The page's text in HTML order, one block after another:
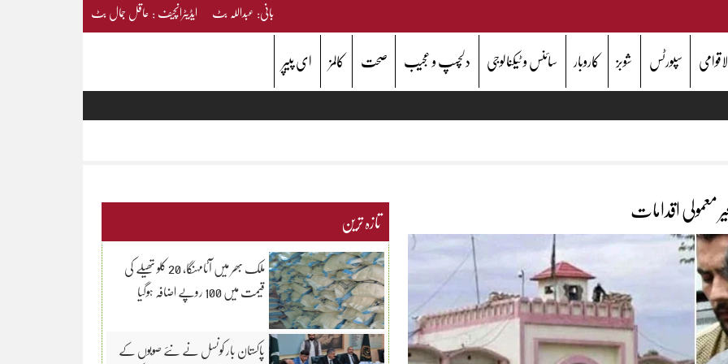
بانی: عبداللہ بٹ ایڈیٹرانچیف : عاقل جمال بٹ
سپورٹس شوبز کاروبار سائنس و ٹیکنالوجی دلچسپ و عجیب صحت کالمز ای پیپر
معمولی اقدامات تازہ ترین
ملک بھر میں آٹامہنگا، 20 کلو تھیلے کی
قیمت میں 100 روپے اضافہ ہوگیا
پاکستان بار کونسل نے نئے صوبوں کے